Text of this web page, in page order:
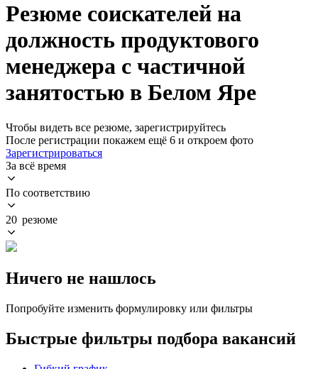
Резюме соискателей на
должность продуктового
менеджера с частичной
занятостью в Белом Яре
Чтобы видеть все резюме, зарегистрируйтесь
После регистрации покажем ещё 6 и откроем фото
Зарегистрироваться
За всё время
По соответствию
20 резюме
Ничего не нашлось
Попробуйте изменить формулировку или фильтры
Быстрые фильтры подбора вакансий